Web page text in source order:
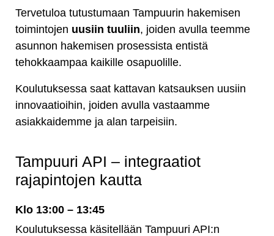
Tervetuloa tutustumaan Tampuurin hakemisen
toimintojen uusiin tuuliin, joiden avulla teemme
asunnon hakemisen prosessista entistä
tehokkaampaa kaikille osapuolille.
Koulutuksessa saat kattavan katsauksen uusiin
innovaatioihin, joiden avulla vastaamme
asiakkaidemme ja alan tarpeisiin.
Tampuuri API – integraatiot
rajapintojen kautta
Klo 13:00 – 13:45
Koulutuksessa käsitellään Tampuuri API:n